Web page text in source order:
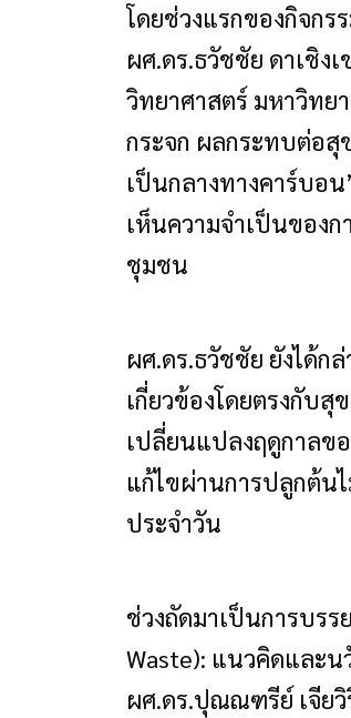
โดยช่วงแรกของกิจกร
ผศ.ดร.ธวัชชัย ดาเชิง
วิทยาศาสตร์ มหาวิทย
กระจก ผลกระทบต่อสุ
เป็นกลางทางคาร์บอ
เห็นความจำเป็นของ
ชุมชน
ผศ.ดร.ธวัชชัย ยังได้ก
เกี่ยวข้องโดยตรงกับ
เปลี่ยนแปลงฤดูกาลข
แก้ไขผ่านการปลูกต้น
ประจำวัน
ช่วงถัดมาเป็นการบร
Waste): แนวคิดและน
ผศ.ดร.ปุณณฑรีย์ เจีย